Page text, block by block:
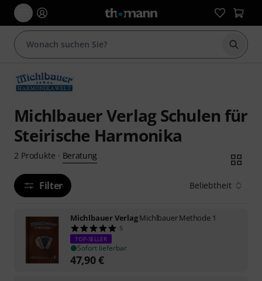
Suche
Michlbauer Verlag Schulen für
Steirische Harmonika
2 Produkte · Beratung
Filter Beliebtheit
Michlbauer VerlagMichlbauer Methode 1
5
TOP-SELLER
Sofort lieferbar
47,90€